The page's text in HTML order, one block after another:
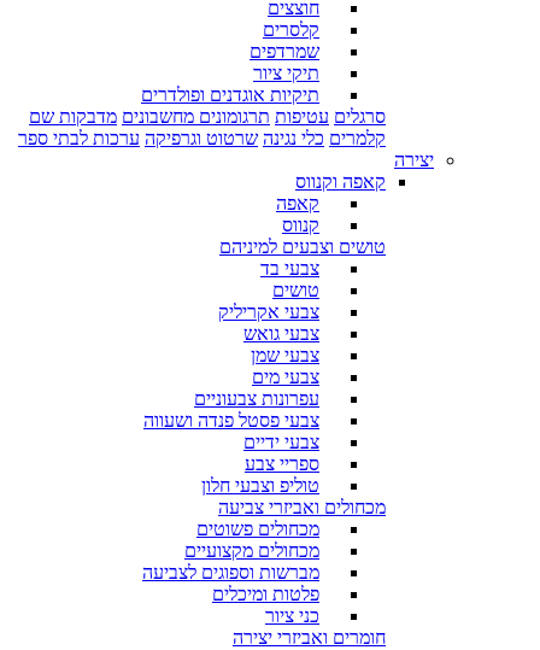
חוצצים
קלסרים
שמרדפים
תיקי ציור
תיקיות אוגדנים ופולדרים
סרגלים עטיפות תרגומונים מחשבונים מדבקות שם
קלמרים כלי נגינה שרטוט וגרפיקה ערכות לבתי ספר
יצירה
קאפה וקנווס
קאפה
קנווס
טושים וצבעים למיניהם
צבעי בד
טושים
צבעי אקריליק
צבעי גואש
צבעי שמן
צבעי מים
עפרונות צבעוניים
צבעי פסטל פנדה ושעווה
צבעי ידיים
ספריי צבע
טוליפ וצבעי חלון
מכחולים ואביזרי צביעה
מכחולים פשוטים
מכחולים מקצועיים
מברשות וספוגים לצביעה
פלטות ומיכלים
כני ציור
חומרים ואביזרי יצירה